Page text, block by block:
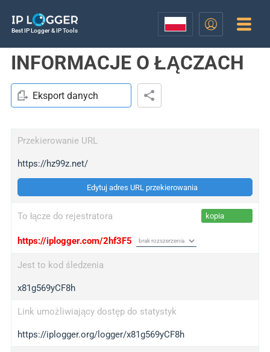
Best IP Logger & IP Tools
INFORMACJE O ŁĄCZACH
Eksport danych
Przekierowanie URL
https://hz99z.net/
Edytuj adres URL przekierowania
To łącze do rejestratora kopia
https://iplogger.com/2hf3F5
Jest to kod śledzenia
x81g569yCF8h
Link umożliwiający dostęp do statystyk
https://iplogger.org/logger/x81g569yCF8h